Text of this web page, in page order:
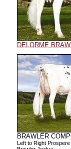
DELORME
BRAWLER
Left to Right